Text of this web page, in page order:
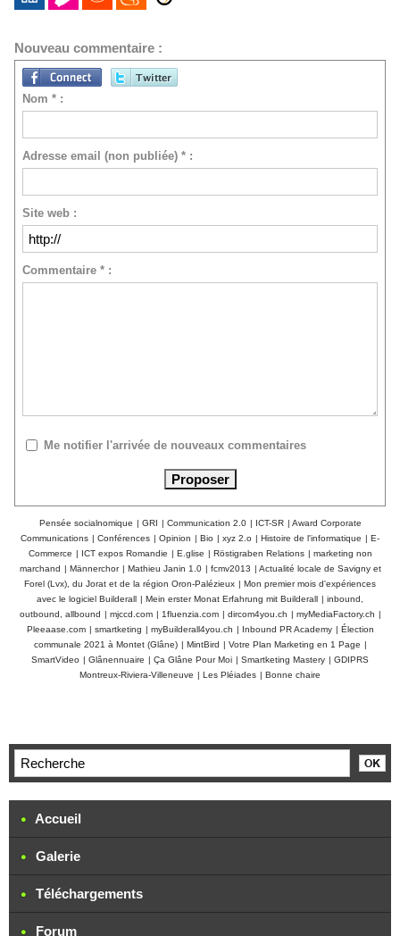
Nouveau commentaire :
Nom * :
Adresse email (non publiée) * :
Site web :
Commentaire * :
Me notifier l'arrivée de nouveaux commentaires
Pensée socialnomique | GRI | Communication 2.0 | ICT-SR | Award Corporate
Communications | Conférences | Opinion | Bio | xyz 2.o | Histoire de l'informatique | E-
Commerce | ICT expos Romandie | E.glise | Röstigraben Relations | marketing non
marchand | Männerchor | Mathieu Janin 1.0 | fcmv2013 | Actualité locale de Savigny et
Forel (Lvx), du Jorat et de la région Oron-Palézieux | Mon premier mois d'expériences
avec le logiciel Builderall | Mein erster Monat Erfahrung mit Builderall | inbound,
outbound, allbound | mjccd.com | 1fluenzia.com | dircom4you.ch | myMediaFactory.ch |
Pleeaase.com | smartketing | myBuilderall4you.ch | Inbound PR Academy | Élection
communale 2021 à Montet (Glâne) | MintBird | Votre Plan Marketing en 1 Page |
SmartVideo | Glânennuaire | Ça Glâne Pour Moi | Smartketing Mastery | GDIPRS
Montreux-Riviera-Villeneuve | Les Pléiades | Bonne chaire
Accueil
Galerie
Téléchargements
Forum